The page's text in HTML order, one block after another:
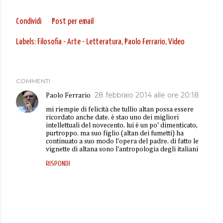
Condividi Post per email
Labels: Filosofia - Arte - Letteratura Paolo Ferrario Video
COMMENTI
Paolo Ferrario 28 febbraio 2014 alle ore 20:18
mi riempie di felicità che tullio altan possa essere
ricordato anche date. è stao uno dei migliori
intellettuali del novecento. lui è un po' dimenticato,
purtroppo. ma suo figlio (altan dei fumetti) ha
continuato a suo modo l'opera del padre. di fatto le
vignette di altana sono l'antropologia degli italiani
RISPONDI